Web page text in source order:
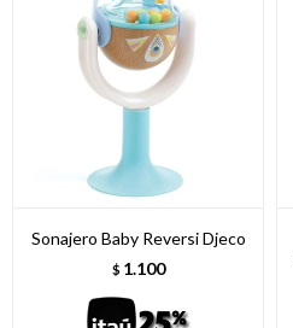
Sonajero Baby Reversi Djeco
$ 1.100